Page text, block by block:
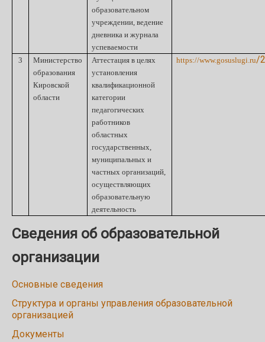
образовательном
учреждении, ведение
дневника и журнала
успеваемости
3
Министерство
образования
Кировской
области
Аттестация в целях
установления
квалификационной
категории
педагогических
работников
областных
государственных,
муниципальных и
частных организаций,
осуществляющих
образовательную
деятельность
https://www.gosuslugi.ru/
Сведения об образовательной
организации
Основные сведения
Структура и органы управления образовательной
организацией
Документы